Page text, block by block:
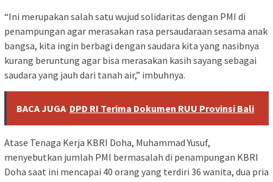
“Ini merupakan salah satu wujud solidaritas dengan PMI di
penampungan agar merasakan rasa persaudaraan sesama anak
bangsa, kita ingin berbagi dengan saudara kita yang nasibnya
kurang beruntung agar bisa merasakan kasih sayang sebagai
saudara yang jauh dari tanah air,” imbuhnya.
BACA JUGA DPD RI Terima Dokumen RUU Provinsi Bali
Atase Tenaga Kerja KBRI Doha, Muhammad Yusuf,
menyebutkan jumlah PMI bermasalah di penampungan KBRI
Doha saat ini mencapai 40 orang yang terdiri 36 wanita, dua pria